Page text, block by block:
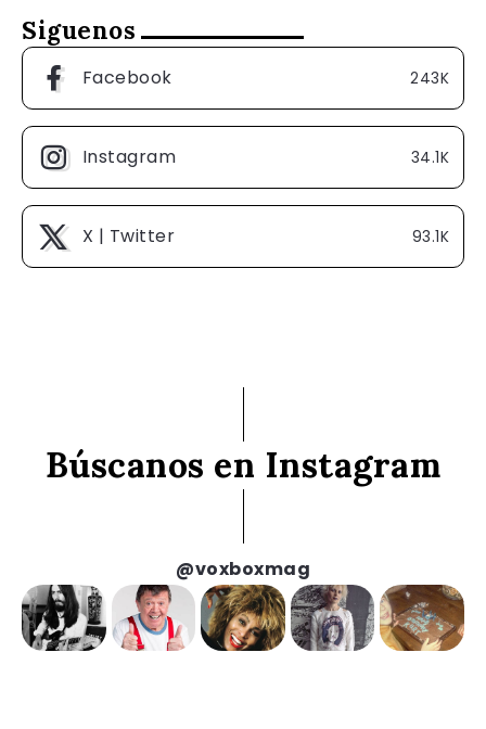
Siguenos
Facebook 243K
Instagram 34.1K
X | Twitter 93.1K
Búscanos en Instagram
@voxboxmag